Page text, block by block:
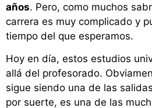
años. Pero, como muchos
carrera es muy complicado y
tiempo del que esperamos.
Hoy en día, estos estudios
allá del profesorado.
sigue siendo una de las
por suerte, es una de las